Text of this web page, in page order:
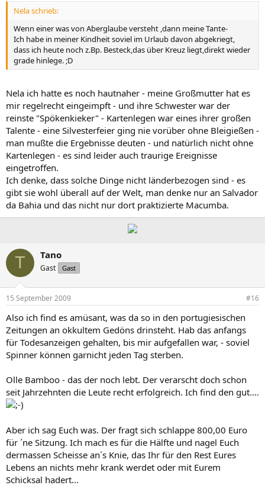
Nela schrieb:
Wenn einer was von Aberglaube versteht ,dann meine Tante-
Ich habe in meiner Kindheit soviel im Urlaub davon abgekriegt,
dass ich heute noch z.Bp. Besteck,das über Kreuz liegt,direkt wieder
grade hinlege. ;D
Nela ich hatte es noch hautnaher - meine Großmutter hat es
mir regelrecht eingeimpft - und ihre Schwester war der
reinste "Spökenkieker" - Kartenlegen war eines ihrer großen
Talente - eine Silvesterfeier ging nie vorüber ohne Bleigießen -
man mußte die Ergebnisse deuten - und natürlich nicht ohne
Kartenlegen - es sind leider auch traurige Ereignisse
eingetroffen.
Ich denke, dass solche Dinge nicht länderbezogen sind - es
gibt sie wohl überall auf der Welt, man denke nur an Salvador
da Bahia und das nicht nur dort praktizierte Macumba.
T Tano
Gast Gast
15 September 2009 #16
Also ich find es amüsant, was da so in den portugiesischen
Zeitungen an okkultem Gedöns drinsteht. Hab das anfangs
für Todesanzeigen gehalten, bis mir aufgefallen war, - soviel
Spinner können garnicht jeden Tag sterben.
Olle Bamboo - das der noch lebt. Der verarscht doch schon
seit Jahrzehnten die Leute recht erfolgreich. Ich find den gut....
Aber ich sag Euch was. Der fragt sich schlappe 800,00 Euro
für ´ne Sitzung. Ich mach es für die Hälfte und nagel Euch
dermassen Scheisse an´s Knie, das Ihr für den Rest Eures
Lebens an nichts mehr krank werdet oder mit Eurem
Schicksal hadert...